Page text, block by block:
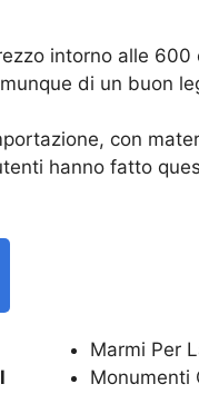
intorno alle 600
di un buon
con
hanno fatto
Marmi Per
Monumenti